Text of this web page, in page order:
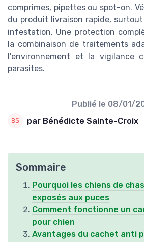
comprimes, pipettes ou spot-on.
du produit livraison rapide,
infestation. Une protection
la combinaison de traitements
l’environnement et la vigilance
parasites.
Publié le 08/01/
par Bénédicte Sainte-Croix
Sommaire
Pourquoi les chiens de
exposés aux puces
Comment fonctionne un
pour chien
Avantages du cachet anti